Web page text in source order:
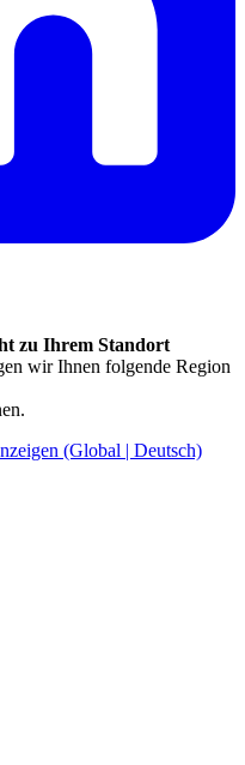
zu Ihrem Standort
wir Ihnen folgende Region
(Global | Deutsch)